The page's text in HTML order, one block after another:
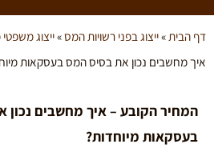
דף הבית »ייצוג בפני רשויות המס»ייצוג
איך מחשבים נכון את בסיס המס בעסקאות
המחיר הקובע – איך מחשבים
בעסקאות מיוחדות?